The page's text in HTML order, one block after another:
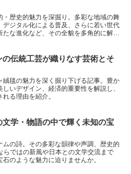
歴史的魅力を深掘り。多彩な地域の舞
ジタル化による普及、さらに若い世代
な進化など、その全貌を多角的に解説
伝統工芸が織りなす芸術とそ
絨毯の魅力を深く掘り下げる記事。豊か
いデザイン、経済的重要性を解説し、
る理由を紹介。
学・物語の中で輝く未知の宝
の詩。その多彩な韻律や声調、歴史的
らではの新風や日本との文学交流まで
のような魅力に迫りませんか。